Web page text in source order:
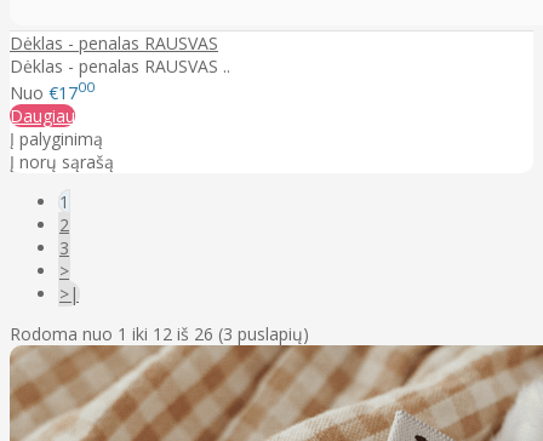
Dėklas - penalas RAUSVAS
Dėklas - penalas RAUSVAS ..
Nuo €1700
Daugiau
Į palyginimą
Į norų sąrašą
1
2
3
>
>|
Rodoma nuo 1 iki 12 iš 26 (3 puslapių)